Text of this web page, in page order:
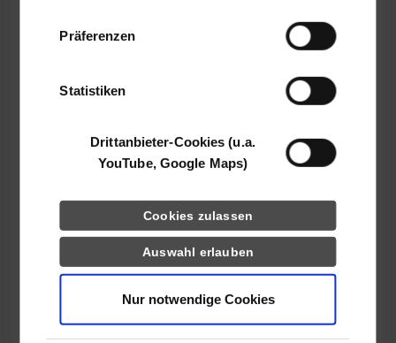
Daten zusammen, die Sie ihnen bereitgestellt
haben oder die sie im Rahmen Ihrer Nutzung
Präferenzen
Statistiken
Drittanbieter-Cookies (u.a.
YouTube, Google Maps)
Cookies zulassen
Auswahl erlauben
Nur notwendige Cookies
Wirtschaftsinformatik / Dienstleistungsmanagement
apsolut GmbH advanced processes & solutions
Leinfelden-Echterdingen
+49 (0) 5 21 / 7 84 00 30